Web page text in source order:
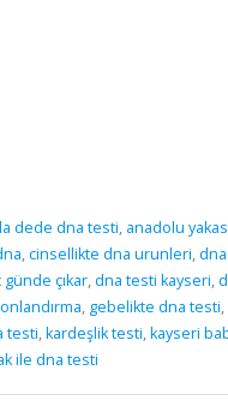
dede dna testi, anadolu
,cinsellikte dna urunleri,
çıkar,dna testi kayseri,
, gebelikte dna testi,
testi,kardeşlik testi,kayseri
ile dna testi